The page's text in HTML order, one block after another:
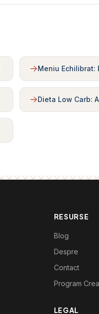
Meniu Echilibrat:
Dieta Low Carb:
RESURSE
Blog
Despre
Contact
Program
LEGAL